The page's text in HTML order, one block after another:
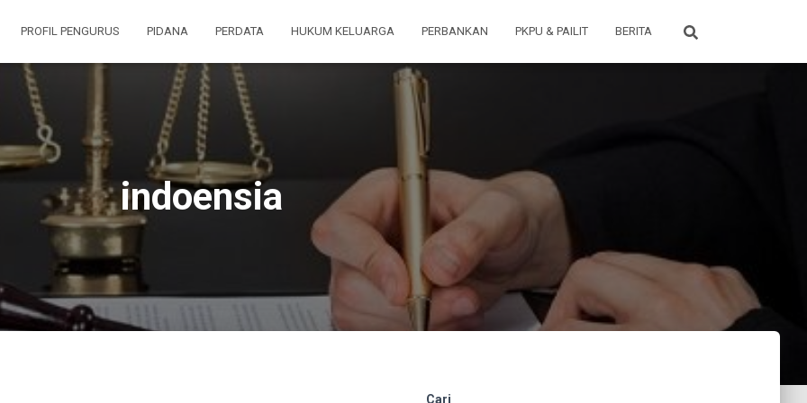
PROFIL PENGURUS PIDANA PERDATA HUKUM KELUARGA PERBANKAN PKPU & PAILIT BERITA
indoensia
Cari